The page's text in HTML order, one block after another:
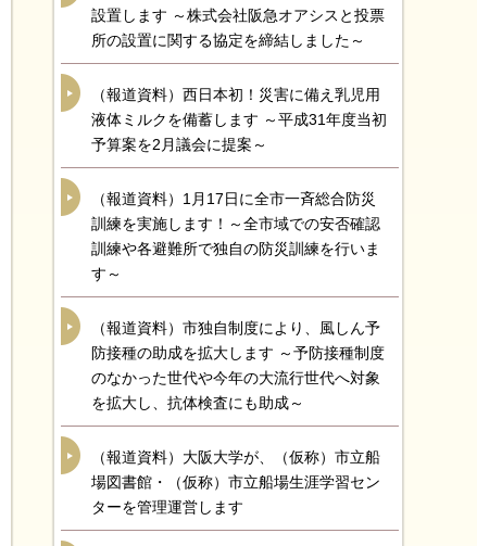
設置します ～株式会社阪急オアシスと投票
所の設置に関する協定を締結しました～
（報道資料）西日本初！災害に備え乳児用
液体ミルクを備蓄します ～平成31年度当初
予算案を2月議会に提案～
（報道資料）1月17日に全市一斉総合防災
訓練を実施します！～全市域での安否確認
訓練や各避難所で独自の防災訓練を行いま
す～
（報道資料）市独自制度により、風しん予
防接種の助成を拡大します ～予防接種制度
のなかった世代や今年の大流行世代へ対象
を拡大し、抗体検査にも助成～
（報道資料）大阪大学が、（仮称）市立船
場図書館・（仮称）市立船場生涯学習セン
ターを管理運営します